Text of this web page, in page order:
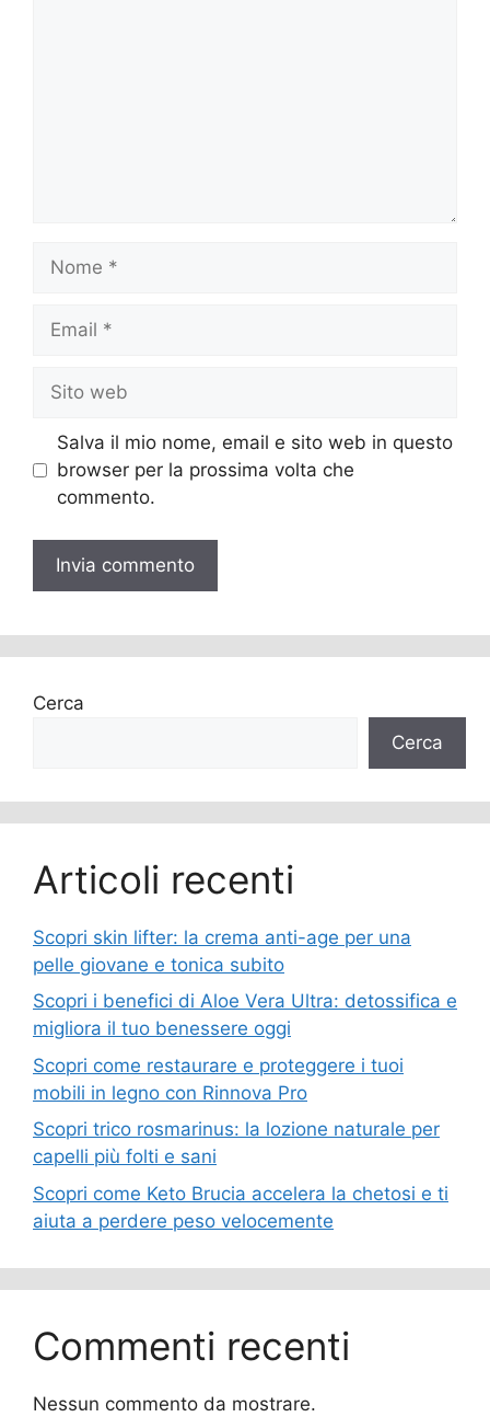
Nome
Email
Sito
web
Salva il mio nome, email e sito web in questo
browser per la prossima volta che
commento.
Cerca
Cerca
Articoli recenti
Scopri skin lifter: la crema anti-age per una
pelle giovane e tonica subito
Scopri i benefici di Aloe Vera Ultra: detossifica e
migliora il tuo benessere oggi
Scopri come restaurare e proteggere i tuoi
mobili in legno con Rinnova Pro
Scopri trico rosmarinus: la lozione naturale per
capelli più folti e sani
Scopri come Keto Brucia accelera la chetosi e ti
aiuta a perdere peso velocemente
Commenti recenti
Nessun commento da mostrare.